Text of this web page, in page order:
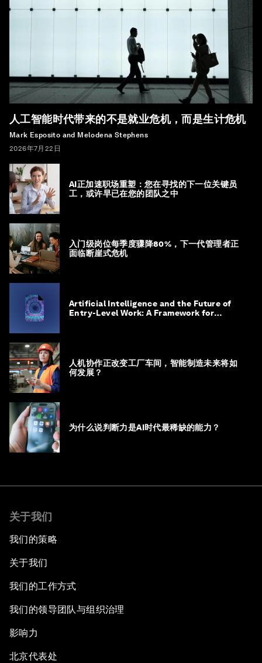
人工智能时代带来的不是就业危机，而是生计危机
Mark Esposito and Melodena Stephens
2026年7月22日
AI正加速职场重塑：您在寻找的下一位关键员
工，或许早已在您的团队之中
入门级岗位每季度骤降80%，下一代管理者正
面临断崖式危机
Artificial Intelligence and the Future of
Entry-Level Work: A Framework for
人机协作正改变工厂车间，智能制造未来将如
何发展？
为什么说判断力是AI时代最稀缺的能力？
关于我们
我们的策略
关于我们
我们的工作方式
我们的领导团队与组织治理
影响力
北京代表处